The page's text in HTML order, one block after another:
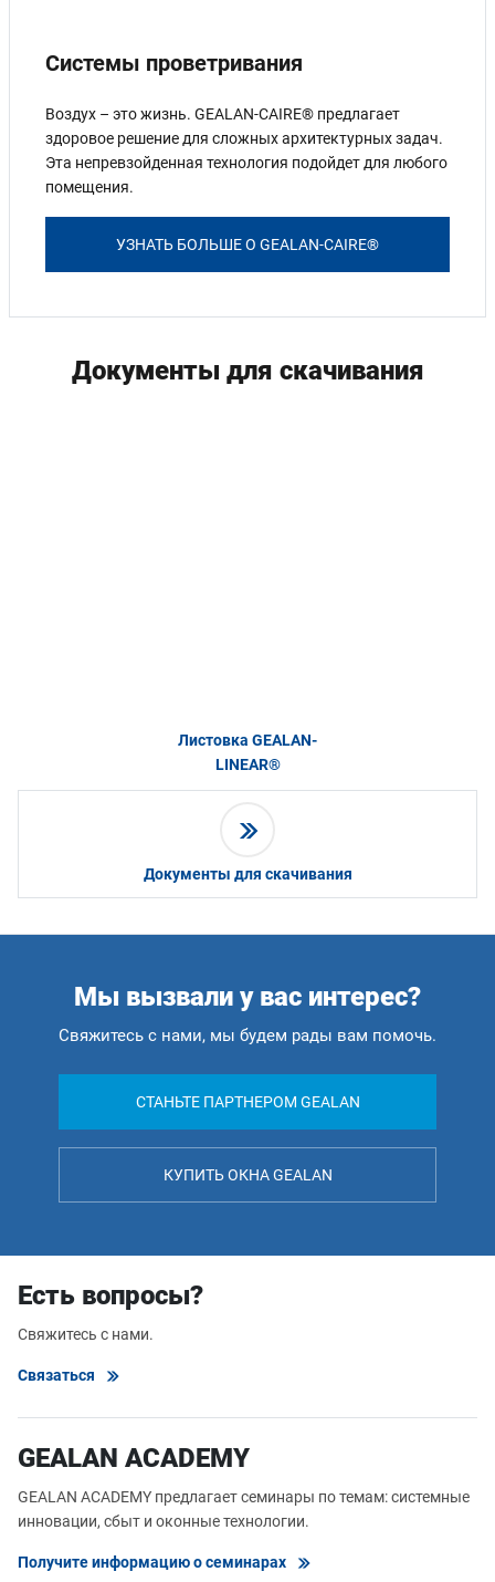
Системы проветривания
Воздух – это жизнь. GEALAN-CAIRE® предлагает
здоровое решение для сложных архитектурных задач.
Эта непревзойденная технология подойдет для любого
помещения.
УЗНАТЬ БОЛЬШЕ О GEALAN-CAIRE®
Документы для скачивания
Листовка GEALAN-
LINEAR®
Документы для скачивания
Мы вызвали у вас интерес?
Свяжитесь с нами, мы будем рады вам помочь.
СТАНЬТЕ ПАРТНЕРОМ GEALAN
КУПИТЬ ОКНА GEALAN
Есть вопросы?
Свяжитесь с нами.
Связаться
GEALAN ACADEMY
GEALAN ACADEMY предлагает семинары по темам: системные
инновации, сбыт и оконные технологии.
Получите информацию о семинарах